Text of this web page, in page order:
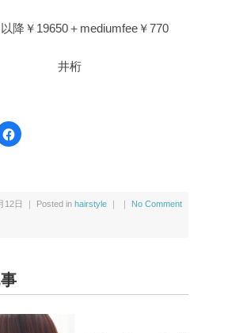
降￥19650＋mediumfee￥770
井桁
F
a
k
で
ク
リ
ッ
し
12日 ｜ Posted in hairstyle ｜ ｜ No Comment